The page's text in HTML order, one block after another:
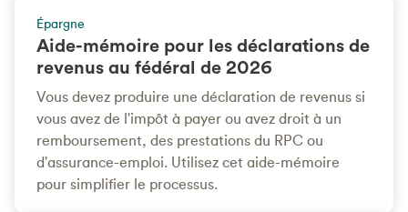
Épargne
Aide-mémoire pour les déclarations de
revenus au fédéral de 2026
Vous devez produire une déclaration de revenus si
vous avez de l'impôt à payer ou avez droit à un
remboursement, des prestations du RPC ou
d'assurance-emploi. Utilisez cet aide-mémoire
pour simplifier le processus.